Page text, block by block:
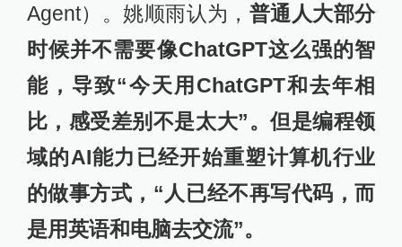
Agent）。姚顺雨认为， 普通人大部分
时候并不需要像ChatGPT这么强的智
能，导致“今天用ChatGPT和去年相
比，感受差别不是太大”。但是编程领
域的AI能力已经开始重塑计算机行业
的做事方式，“人已经不再写代码，而
是用英语和电脑去交流”。